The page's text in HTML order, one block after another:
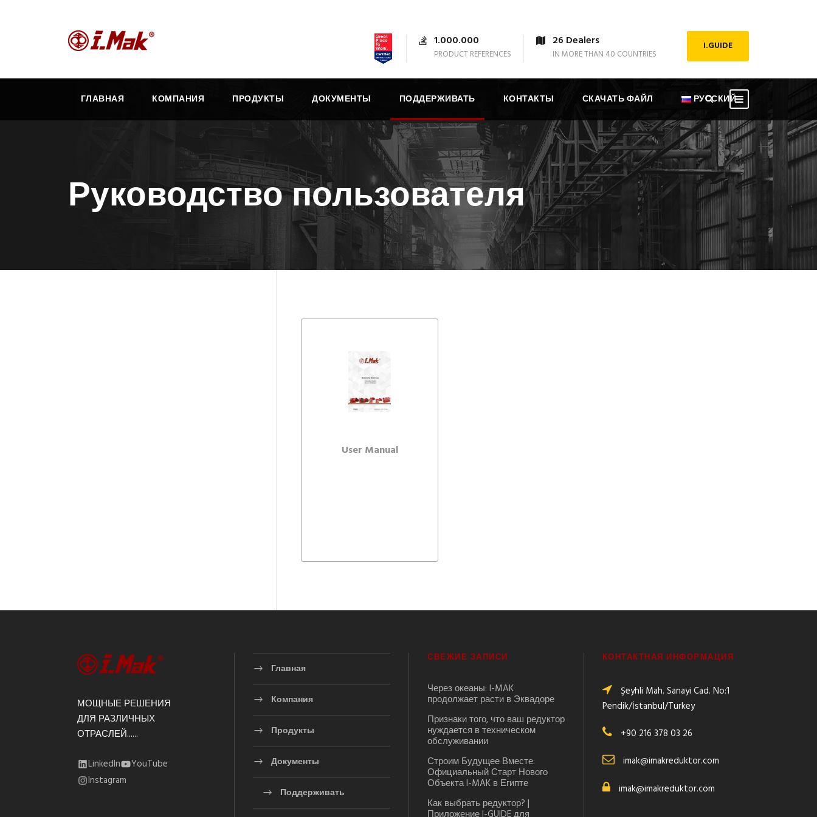
1.000.000
PRODUCT REFERENCES
26 Dealers
IN MORE THAN 40 COUNTRIES
I.GUIDE
ГЛАВНАЯ КОМПАНИЯ ПРОДУКТЫ ДОКУМЕНТЫ ПОДДЕРЖИВАТЬ КОНТАКТЫ СКАЧАТЬ ФАЙЛ РУССКИЙ
Руководство пользователя
User Manual
МОЩНЫЕ РЕШЕНИЯ
ДЛЯ РАЗЛИЧНЫХ
ОТРАСЛЕЙ......
LinkedIn
YouTube
Instagram
Главная
Компания
Продукты
Документы
Поддерживать
СВЕЖИЕ ЗАПИСИ
Через океаны: I-MAK
продолжает расти в Эквадоре
Признаки того, что ваш редуктор
нуждается в техническом
обслуживании
Строим Будущее Вместе:
Официальный Старт Нового
Объекта I-MAK в Египте
Как выбрать редуктор? |
КОНТАКТНАЯ ИНФОРМАЦИЯ
Şeyhli Mah. Sanayi Cad. No:1
Pendik/İstanbul/Turkey
+90 216 378 03 26
imak@imakreduktor.com
imak@imakreduktor.com